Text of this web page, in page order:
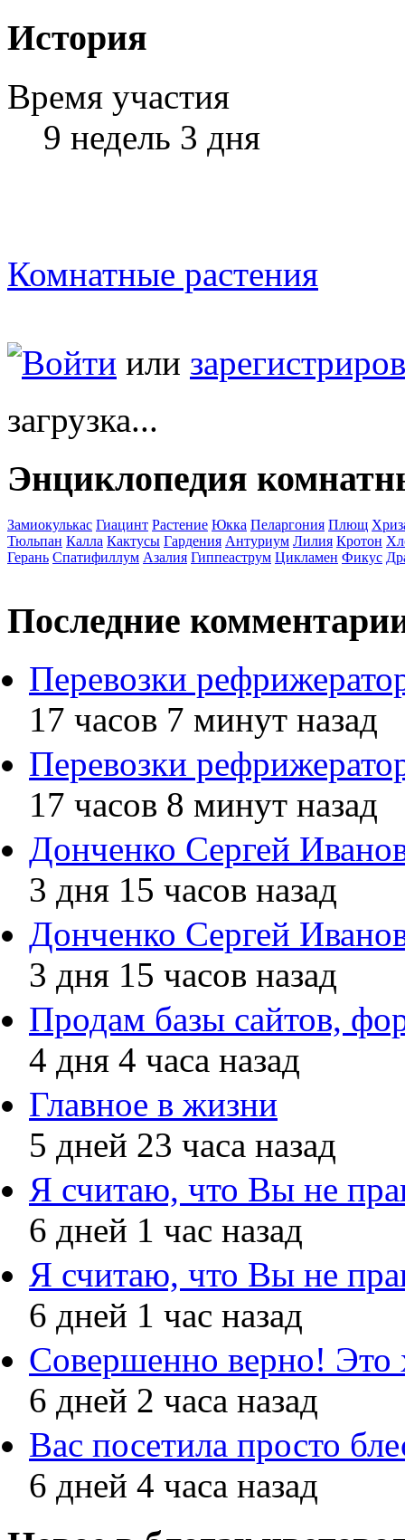
История
Время участия
9 недель 3 дня
Комнатные растения
Войти или
загрузка...
Энциклопедия
Замиокулькас Гиацинт Растение Юкка Пеларгония Плющ
Тюльпан Калла Кактусы Гардения Антуриум Лилия Кротон
Герань Спатифиллум Азалия Гиппеаструм Цикламен Фикус
Последние
Перевозки
17 часов 7 минут назад
Перевозки
17 часов 8 минут назад
Донченко Сергей
3 дня 15 часов назад
Донченко Сергей
3 дня 15 часов назад
Продам базы сайтов,
4 дня 4 часа назад
Главное в жизни
5 дней 23 часа назад
Я считаю, что Вы не
6 дней 1 час назад
Я считаю, что Вы не
6 дней 1 час назад
Совершенно верно! Это
6 дней 2 часа назад
Вас посетила просто
6 дней 4 часа назад